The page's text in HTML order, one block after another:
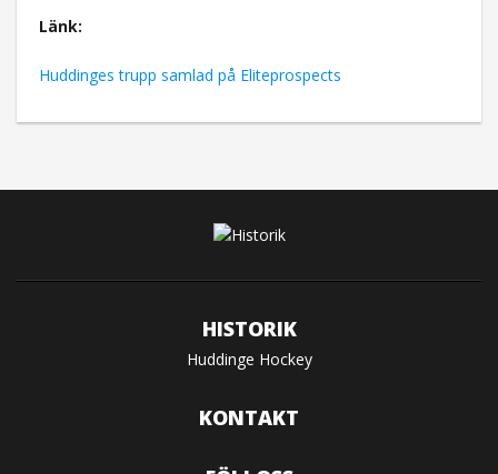
Länk:
Huddinges trupp samlad på Eliteprospects
HISTORIK
Huddinge Hockey
KONTAKT